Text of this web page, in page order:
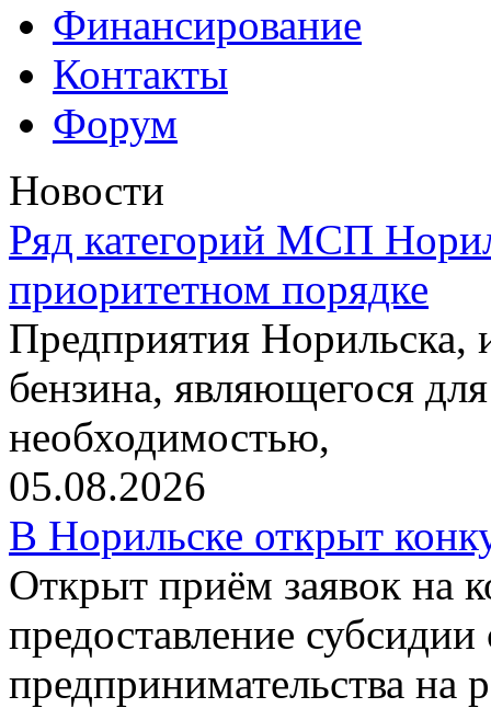
Финансирование
Контакты
Форум
Новости
Ряд категорий МСП
приоритетном порядке
Предприятия
бензина, являющегося
необходимостью,
05.08.2026
В Норильске открыт
Открыт приём заявок на
предоставление
предпринимательства на